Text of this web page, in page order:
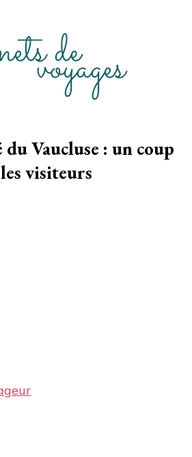
et avis sur les hôtelss
Vaucluse : un coup
visiteurs